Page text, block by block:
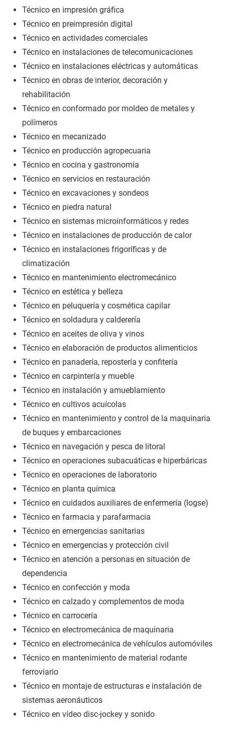
Técnico en impresión gráfica
Técnico en preimpresión digital
Técnico en actividades comerciales
Técnico en instalaciones de telecomunicaciones
Técnico en instalaciones eléctricas y automáticas
Técnico en obras de interior, decoración y
rehabilitación
Técnico en conformado por moldeo de metales y
polímeros
Técnico en mecanizado
Técnico en producción agropecuaria
Técnico en cocina y gastronomía
Técnico en servicios en restauración
Técnico en excavaciones y sondeos
Técnico en piedra natural
Técnico en sistemas microinformáticos y redes
Técnico en instalaciones de producción de calor
Técnico en instalaciones frigoríficas y de
climatización
Técnico en mantenimiento electromecánico
Técnico en estética y belleza
Técnico en peluquería y cosmética capilar
Técnico en soldadura y calderería
Técnico en aceites de oliva y vinos
Técnico en elaboración de productos alimenticios
Técnico en panadería, repostería y confitería
Técnico en carpintería y mueble
Técnico en instalación y amueblamiento
Técnico en cultivos acuícolas
Técnico en mantenimiento y control de la maquinaria
de buques y embarcaciones
Técnico en navegación y pesca de litoral
Técnico en operaciones subacuáticas e hiperbáricas
Técnico en operaciones de laboratorio
Técnico en planta química
Técnico en cuidados auxiliares de enfermería (logse)
Técnico en farmacia y parafarmacia
Técnico en emergencias sanitarias
Técnico en emergencias y protección civil
Técnico en atención a personas en situación de
dependencia
Técnico en confección y moda
Técnico en calzado y complementos de moda
Técnico en carrocería
Técnico en electromecánica de maquinaria
Técnico en electromecánica de vehículos automóviles
Técnico en mantenimiento de material rodante
ferroviario
Técnico en montaje de estructuras e instalación de
sistemas aeronáuticos
Técnico en vídeo disc-jockey y sonido